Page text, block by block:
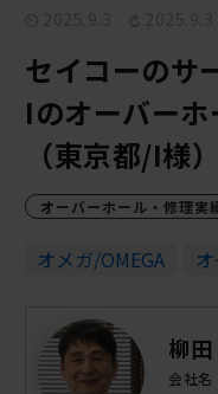
セイコーのサ
Iのオーバーホ
（東京都/I様）
オーバーホール・修理実
オメガ/OMEGA
柳田
会社名